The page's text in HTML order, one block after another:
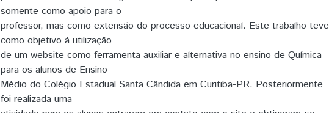
somente como apoio para o
professor, mas como extensão do processo educacional. Este trabalho teve
como objetivo à utilização
de um website como ferramenta auxiliar e alternativa no ensino de Química
para os alunos de Ensino
Médio do Colégio Estadual Santa Cândida em Curitiba-PR. Posteriormente
foi realizada uma